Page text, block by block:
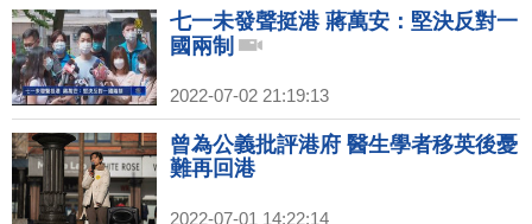
七一未發聲挺港 蔣萬安：堅決反對一
國兩制
2022-07-02 21:19:13
曾為公義批評港府 醫生學者移英後憂
難再回港
2022-07-01 14:22:14